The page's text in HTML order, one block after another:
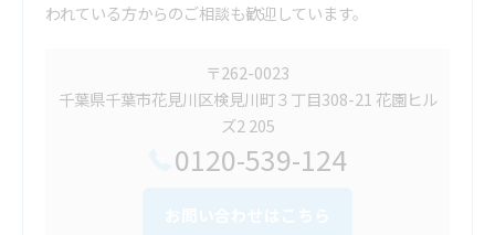
われている方からのご相談も歓迎しています。
〒262-0023
千葉県千葉市花見川区検見川町３丁目308-21 花園ヒル
ズ2 205
0120-539-124